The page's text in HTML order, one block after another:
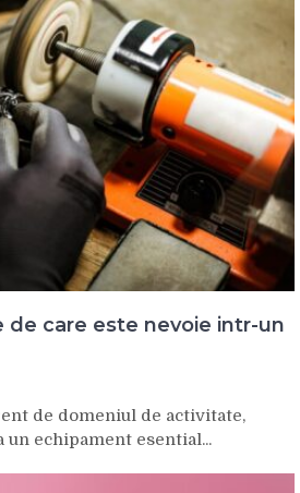
de care este nevoie intr-un
de domeniul de activitate,
echipament esential...